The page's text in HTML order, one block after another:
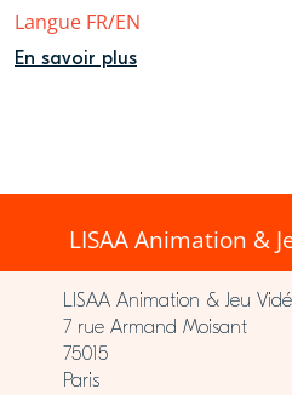
Langue FR/EN
En savoir plus
LISAA Animation &
LISAA Animation & Jeu
7 rue Armand Moisant
75015
Paris